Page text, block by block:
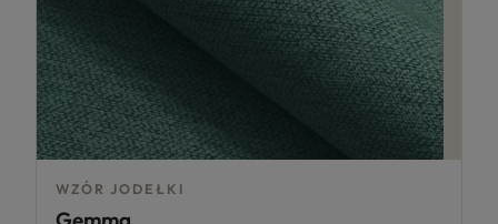
WZÓR JODEŁKI